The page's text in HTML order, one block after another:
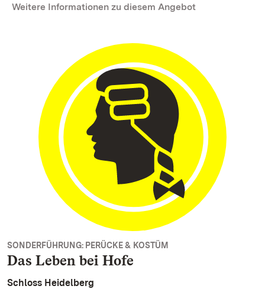
Weitere Informationen zu diesem Angebot
SONDERFÜHRUNG: PERÜCKE & KOSTÜM
Das Leben bei Hofe
Schloss Heidelberg